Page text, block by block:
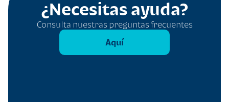
¿Necesitas ayuda?
Consulta nuestras preguntas frecuentes
Aquí